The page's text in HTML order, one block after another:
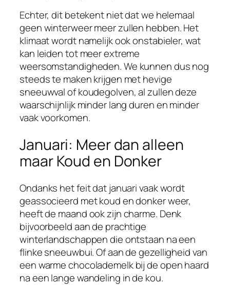
Echter, dit betekent niet dat we helemaal
geen winterweer meer zullen hebben. Het
klimaat wordt namelijk ook onstabieler, wat
kan leiden tot meer extreme
weersomstandigheden. We kunnen dus nog
steeds te maken krijgen met hevige
sneeuwval of koudegolven, al zullen deze
waarschijnlijk minder lang duren en minder
vaak voorkomen.
Januari: Meer dan alleen
maar Koud en Donker
Ondanks het feit dat januari vaak wordt
geassocieerd met koud en donker weer,
heeft de maand ook zijn charme. Denk
bijvoorbeeld aan de prachtige
winterlandschappen die ontstaan na een
flinke sneeuwbui. Of aan de gezelligheid van
een warme chocolademelk bij de open haard
na een lange wandeling in de kou.